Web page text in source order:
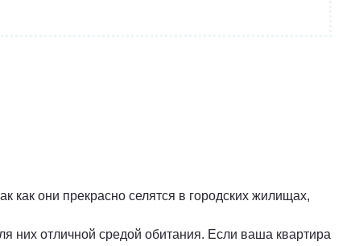
как они прекрасно селятся в городских жилищах,
них отличной средой обитания. Если ваша квартира